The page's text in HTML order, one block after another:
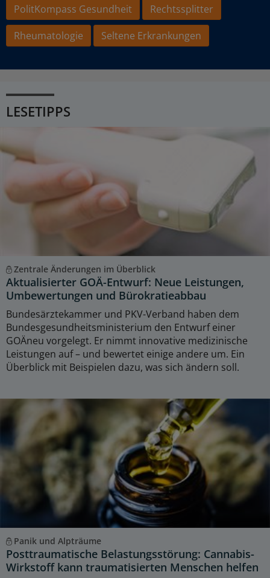
PolitKompass Gesundheit
Rechtssplitter
Rheumatologie
Seltene Erkrankungen
LESETIPPS
Zentrale Änderungen im Überblick
Aktualisierter GOÄ-Entwurf: Neue Leistungen,
Umbewertungen und Bürokratieabbau
Bundesärztekammer und PKV-Verband haben dem
Bundesgesundheitsministerium den Entwurf einer
GOÄneu vorgelegt. Er nimmt innovative medizinische
Leistungen auf – und bewertet einige andere um. Ein
Überblick mit Beispielen dazu, was sich ändern soll.
Panik und Alpträume
Posttraumatische Belastungsstörung: Cannabis-
Wirkstoff kann traumatisierten Menschen helfen